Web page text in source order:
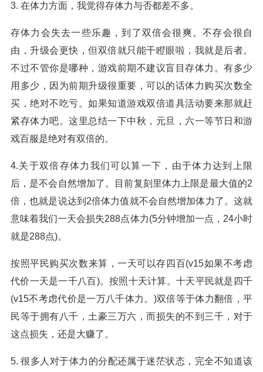
3. 在体力方面，我觉得存体力与否都差不多。
存体力会失去一些乐趣，到了双倍会很爽。不存会很自
由，升级会更快，但双倍就只能干瞪眼啦，我就是后者。
不过不管你是哪种，游戏前期不建议盲目存体力。有多少
用多少，因为前期升级很重要，可以的话体力购买次数全
买，绝对不吃亏。如果知道游戏双倍道具活动要来那就赶
紧存体力吧。这里总结一下中秋，元旦，六一等节日和游
戏百服是绝对有双倍的。
4.关于双倍存体力我们可以算一下，由于体力达到上限
后，是不会自然增加了。目前复刻里体力上限是最大值的2
倍，也就是说达到2倍体力值就不会自然增加体力了。这就
意味着我们一天会损失288点体力(5分钟增加一点，24小时
就是288点)。
按照平民购买次数来算，一天可以存四百(v15如果不考虑
代价一天是一千八百)。按照十天计算。十天平民就是四千
(v15不考虑代价是一万八千体力。)双倍等于体力翻倍，平
民等于拥有八千，土豪三万六，而损失的不到三千，对于
这点损失，还是大赚了。
5. 很多人对于体力的分配还属于迷茫状态，完全不知道该